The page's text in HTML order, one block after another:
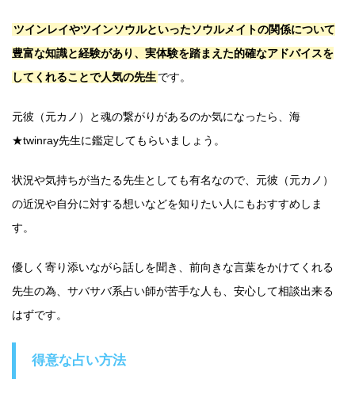
ツインレイやツインソウルといったソウルメイトの関係について
豊富な知識と経験があり、実体験を踏まえた的確なアドバイスを
してくれることで人気の先生 です。
元彼（元カノ）と魂の繋がりがあるのか気になったら、海
★twinray先生に鑑定してもらいましょう。
状況や気持ちが当たる先生としても有名なので、元彼（元カノ）
の近況や自分に対する想いなどを知りたい人にもおすすめしま
す。
優しく寄り添いながら話しを聞き、前向きな言葉をかけてくれる
先生の為、サバサバ系占い師が苦手な人も、安心して相談出来る
はずです。
得意な占い方法